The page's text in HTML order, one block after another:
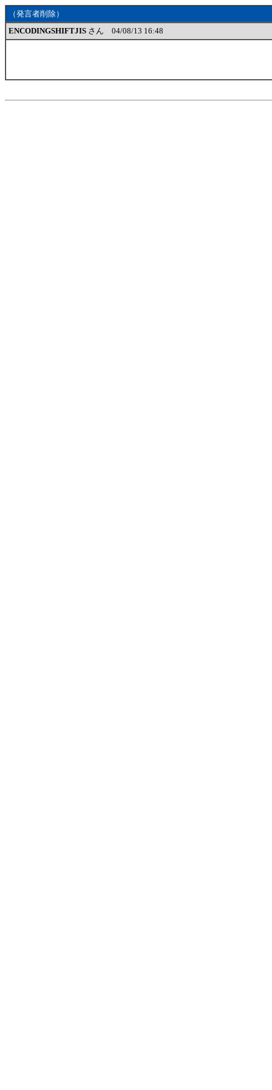
（発言者削除）
ENCODINGSHIFTJIS さん 04/08/13 16:48